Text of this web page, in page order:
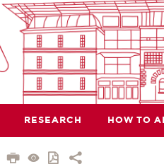
RESEARCH HOW TO